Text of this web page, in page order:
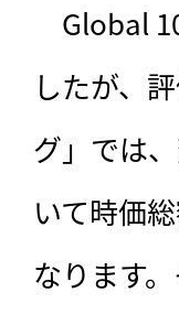
Global
したが、
グ」では
いて時価
なります